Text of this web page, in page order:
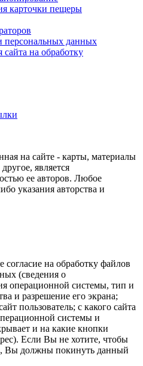
карточки пещеры
персональных данных
сайта на обработку
на сайте - карты, материалы
является
ее авторов. Любое
указания авторства и
согласие на обработку файлов
(сведения о
операционной системы, тип и
и разрешение его экрана;
пользователь; с какого сайта
системы и
и на какие кнопки
Если Вы не хотите, чтобы
Вы должны покинуть данный